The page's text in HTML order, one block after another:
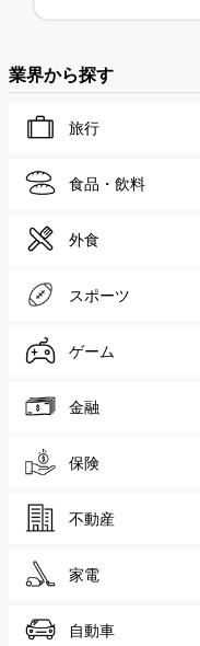
業界から探す
旅行
食品・飲料
外食
スポーツ
ゲーム
金融
保険
不動産
家電
自動車